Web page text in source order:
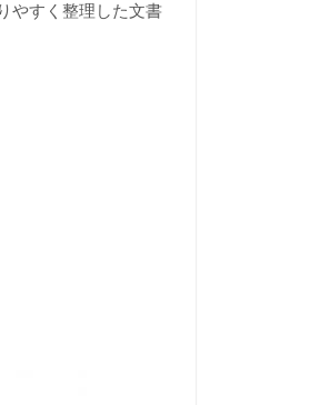
やすく整理した文書